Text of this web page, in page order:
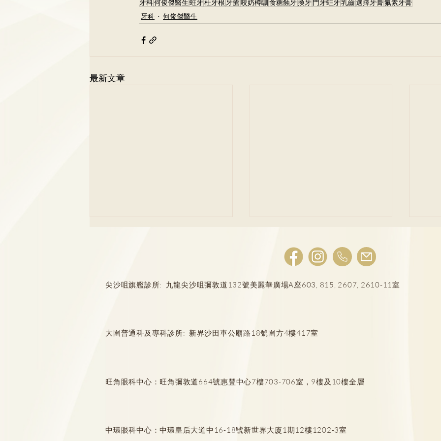
牙科何俊傑醫生蛀牙杜牙根 牙瘡咬奶樽瞓 食糖蝕牙換牙 門牙蛀牙乳齒選擇牙膏氟素牙膏
牙科
何俊傑醫生
最新文章
尖沙咀旗艦診所: 九龍尖沙咀彌敦道132號美麗華廣場A座603, 815, 2607, 2610-11室
大圍普通科及專科診所: 新界沙田車公廟路18號圍方4樓417室
旺角眼科中心：旺角彌敦道664號惠豐中心7樓703-706室，9樓及10樓全層
中環眼科中心：中環皇后大道中16-18號新世界大廈1期12樓1202-3室